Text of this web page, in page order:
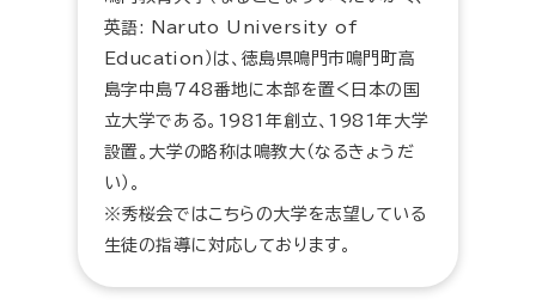
英語: Naruto University of
Education）は、徳島県鳴門市鳴門町高
島字中島748番地に本部を置く日本の国
立大学である。1981年創立、1981年大学
設置。大学の略称は鳴教大（なるきょうだ
い）。
※秀桜会ではこちらの大学を志望している
生徒の指導に対応しております。